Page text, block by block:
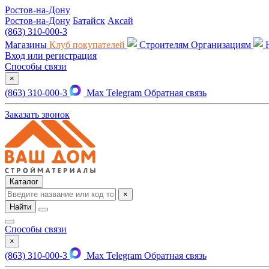
Ростов-на-Дону
Ростов-на-Дону Батайск Аксай
(863) 310-000-3
Магазины Клуб покупателей Строителям Организациям
Вход или регистрация
Способы связи
×
(863) 310-000-3 Max Telegram Обратная связь
Заказать звонок
Каталог
×
Найти
Способы связи
×
(863) 310-000-3 Max Telegram Обратная связь